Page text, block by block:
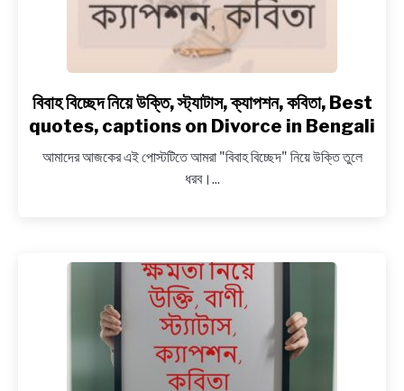
of
Nelson
Mandela
in
Bengali
link
to
বিচ্ছেদ
নিয়ে
কবিতা,
Best
quotes,
captions
on
Divorce
বিবাহ বিচ্ছেদ নিয়ে উক্তি, স্ট্যাটাস, ক্যাপশন, কবিতা, Best
quotes, captions on Divorce in Bengali
আমাদের আজকের এই পোস্টটিতে আমরা "বিবাহ বিচ্ছেদ" নিয়ে উক্তি তুলে
ধরব।...